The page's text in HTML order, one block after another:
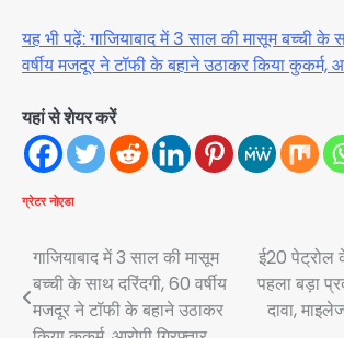
यह भी पढ़ें: गाजियाबाद में 3 साल की मासूम बच्ची के
वर्षीय मजदूर ने टॉफी के बहाने उठाकर किया कुकर्म,
यहां से शेयर करें
ग्रेटर नोएडा
Post
navigation
गाजियाबाद में 3 साल की मासूम
बच्ची के साथ दरिंदगी, 60 वर्षीय
मजदूर ने टॉफी के बहाने उठाकर
ई20 पेट्रोल
पहला बड़ा
दावा,